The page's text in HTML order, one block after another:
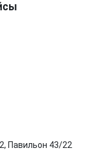
Павильон 43/22